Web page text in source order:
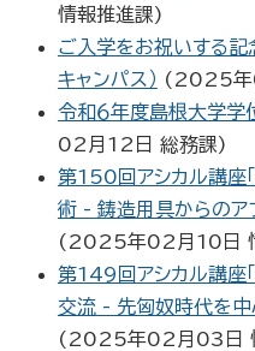
情報推進課)
ご入学をお祝いする記
キャンパス） ( 2025年
令和６年度島根大学学
02月12日 総務課)
第150回アシカル講座
術 - 鋳造用具からのア
( 2025年02月10日
第149回アシカル講座
交流 - 先匈奴時代を中
( 2025年02月03日